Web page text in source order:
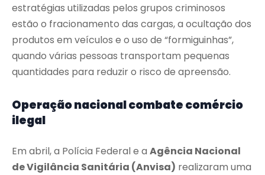
estratégias utilizadas pelos grupos criminosos
estão o fracionamento das cargas, a ocultação dos
produtos em veículos e o uso de “formiguinhas”,
quando várias pessoas transportam pequenas
quantidades para reduzir o risco de apreensão.
Operação nacional combate comércio
ilegal
Em abril, a Polícia Federal e a Agência Nacional
de Vigilância Sanitária (Anvisa) realizaram uma